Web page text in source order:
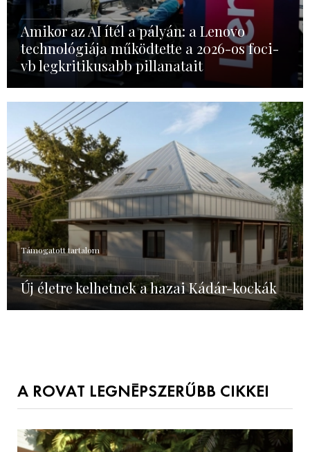
Amikor az AI ítél a pályán: a Lenovo
technológiája működtette a 2026-os foci-
vb legkritikusabb pillanatait
Támogatott tartalom
Új életre kelhetnek a hazai Kádár-kockák
A ROVAT LEGNÉPSZERŰBB CIKKEI